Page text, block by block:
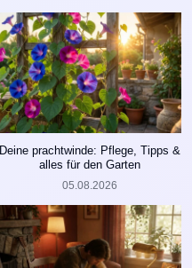
Deine prachtwinde: Pflege, Tipps &
alles für den Garten
05.08.2026